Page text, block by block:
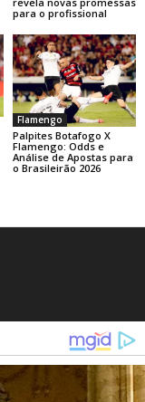
para o profissional
Flamengo
Palpites Botafogo X
Flamengo: Odds e
Análise de Apostas para
o Brasileirão 2026